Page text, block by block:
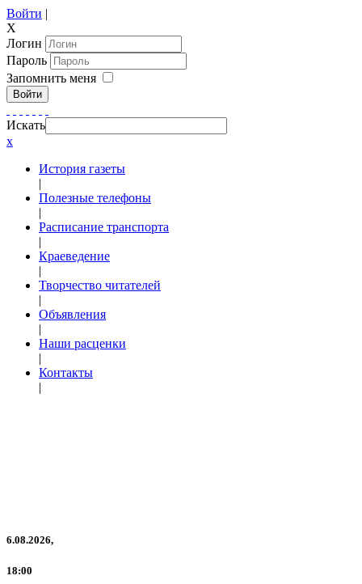
Войти |
X
Логин
Пароль
Запомнить меня
Войти
Искать
x
История газеты
|
Полезные телефоны
|
Расписание транспорта
|
Краеведение
|
Творчество читателей
|
Объявления
|
Наши расценки
|
Контакты
|
6.08.2026,
18:00